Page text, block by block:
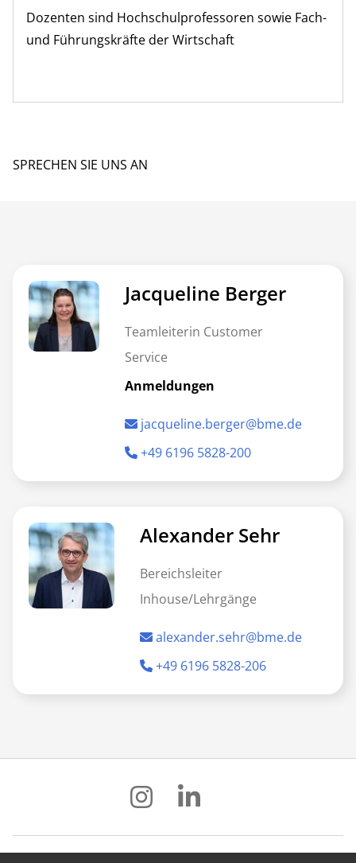
Dozenten sind Hochschulprofessoren sowie Fach-
und Führungskräfte der Wirtschaft
SPRECHEN SIE UNS AN
Jacqueline Berger
Teamleiterin Customer
Service
Anmeldungen
jacqueline.berger@bme.de
+49 6196 5828-200
Alexander Sehr
Bereichsleiter
Inhouse/Lehrgänge
alexander.sehr@bme.de
+49 6196 5828-206